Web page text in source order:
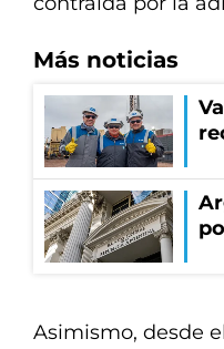
Más noticias
Asimismo, desde